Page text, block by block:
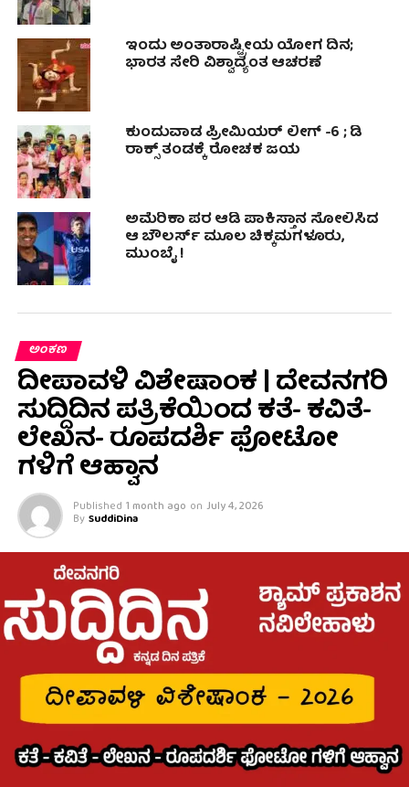
ಇಂದು ಅಂತಾರಾಷ್ಟ್ರೀಯ ಯೋಗ ದಿನ;
ಭಾರತ ಸೇರಿ ವಿಶ್ವಾದ್ಯಂತ ಆಚರಣೆ
ಕುಂದುವಾಡ ಪ್ರೀಮಿಯರ್ ಲೀಗ್ -6 ; ಡಿ
ರಾಕ್ಸ್ ತಂಡಕ್ಕೆ ರೋಚಕ ಜಯ
ಅಮೆರಿಕಾ ಪರ ಆಡಿ ಪಾಕಿಸ್ತಾನ ಸೋಲಿಸಿದ
ಆ ಬೌಲರ್ಸ್ ಮೂಲ ಚಿಕ್ಕಮಗಳೂರು,
ಮುಂಬೈ !
ಅಂಕಣ
ದೀಪಾವಳಿ ವಿಶೇಷಾಂಕ | ದೇವನಗರಿ
ಸುದ್ದಿದಿನ ಪತ್ರಿಕೆಯಿಂದ ಕತೆ- ಕವಿತೆ-
ಲೇಖನ- ರೂಪದರ್ಶಿ ಫೋಟೋ
ಗಳಿಗೆ ಆಹ್ವಾನ
Published 1 month ago on July 4, 2026
By SuddiDina